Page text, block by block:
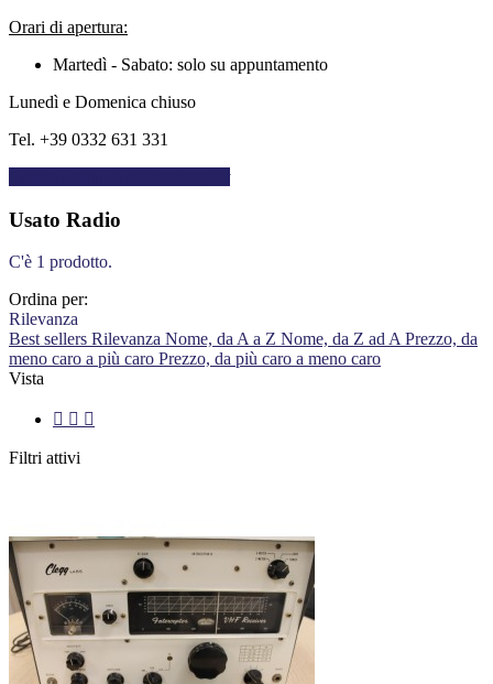
Orari di apertura:
Martedì - Sabato: solo su appuntamento
Lunedì e Domenica chiuso
Tel. +39 0332 631 331
Usato Radio
C'è 1 prodotto.
Ordina per:
Rilevanza
Best sellers Rilevanza Nome, da A a Z Nome, da Z ad APrezzo, da
meno caro a più caro Prezzo, da più caro a meno caro
Vista
  
Filtri attivi